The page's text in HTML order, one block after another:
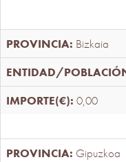
Bizkaia
0,00
Gipuzkoa